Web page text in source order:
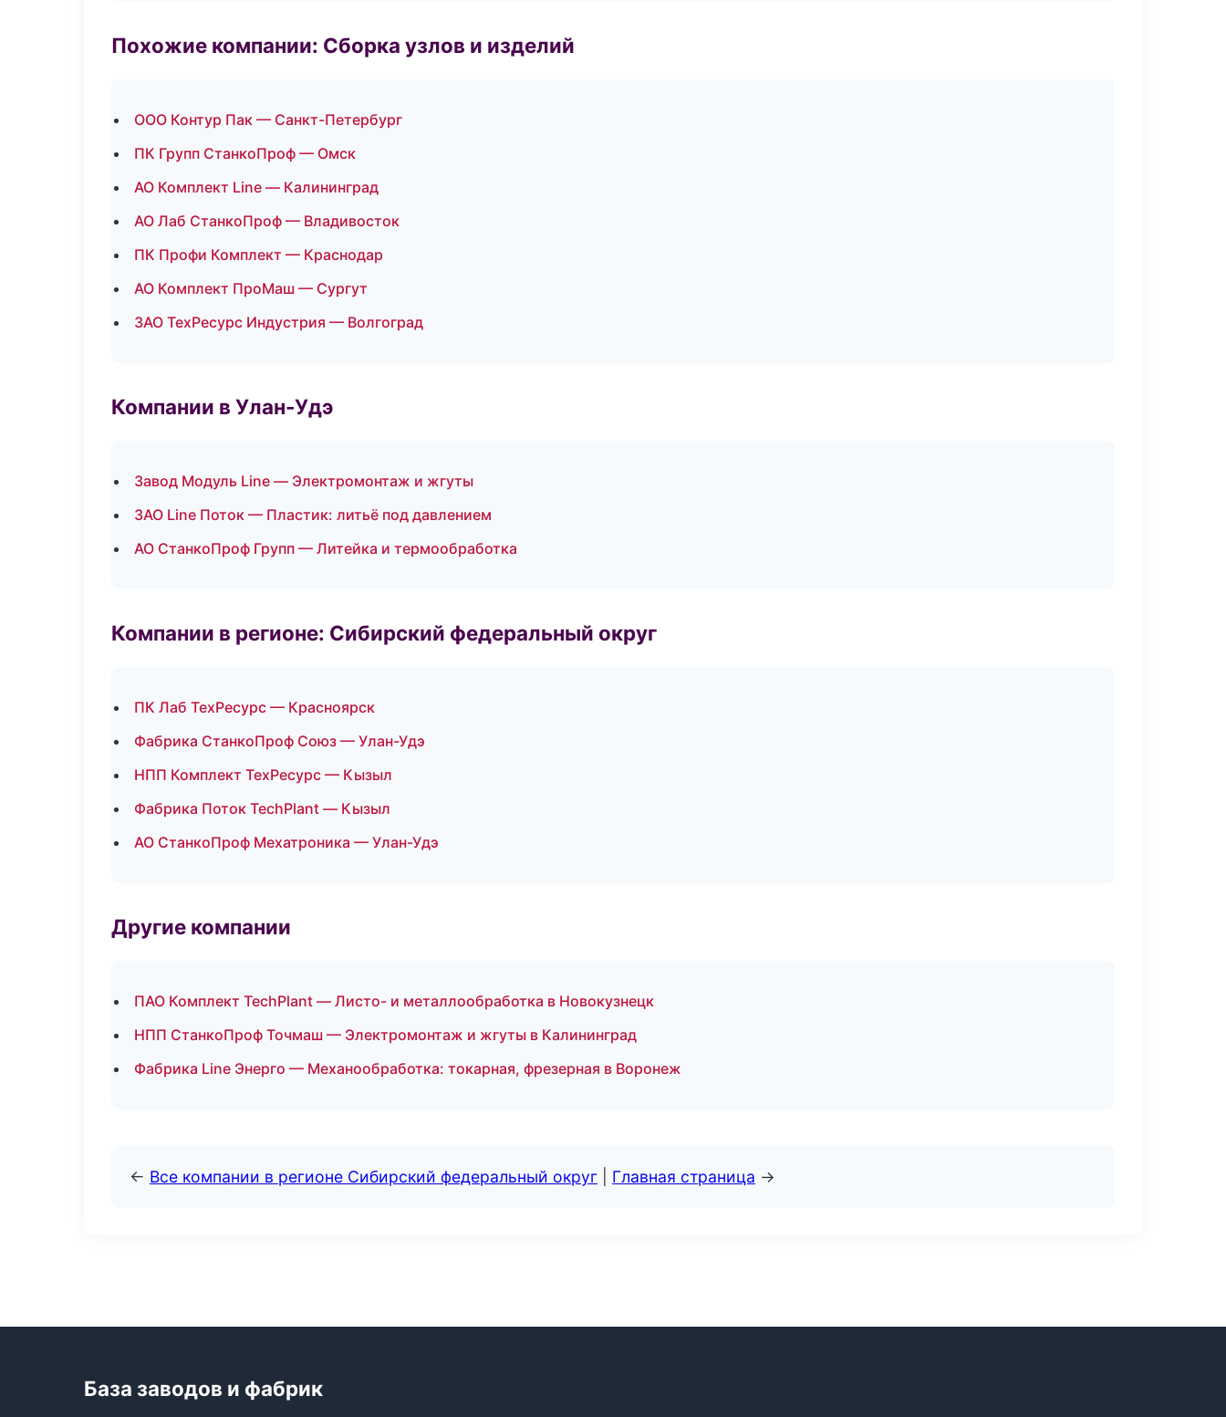
Похожие компании: Сборка узлов и изделий
ООО Контур Пак — Санкт-Петербург
ПК Групп СтанкоПроф — Омск
АО Комплект Line — Калининград
АО Лаб СтанкоПроф — Владивосток
ПК Профи Комплект — Краснодар
АО Комплект ПроМаш — Сургут
ЗАО ТехРесурс Индустрия — Волгоград
Компании в Улан-Удэ
Завод Модуль Line — Электромонтаж и жгуты
ЗАО Line Поток — Пластик: литьё под давлением
АО СтанкоПроф Групп — Литейка и термообработка
Компании в регионе: Сибирский федеральный округ
ПК Лаб ТехРесурс — Красноярск
Фабрика СтанкоПроф Союз — Улан-Удэ
НПП Комплект ТехРесурс — Кызыл
Фабрика Поток TechPlant — Кызыл
АО СтанкоПроф Мехатроника — Улан-Удэ
Другие компании
ПАО Комплект TechPlant — Листо- и металлообработка в Новокузнецк
НПП СтанкоПроф Точмаш — Электромонтаж и жгуты в Калининград
Фабрика Line Энерго — Механообработка: токарная, фрезерная в Воронеж
← Все компании в регионе Сибирский федеральный округ Главная страница →
База заводов и фабрик